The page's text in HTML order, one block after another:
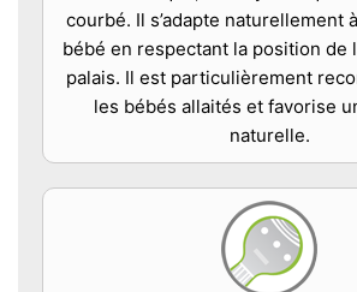
courbé. Il s’adapte naturellement
bébé en respectant la position de
palais. Il est particulièrement
les bébés allaités et favorise
naturelle.